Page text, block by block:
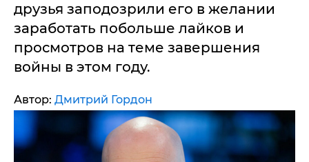
друзья заподозрили его в желании
заработать побольше лайков и
просмотров на теме завершения
войны в этом году.
Автор: Дмитрий Гордон